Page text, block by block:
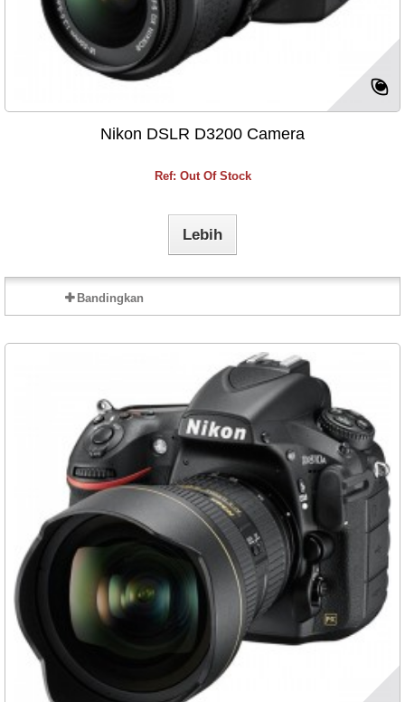
Nikon DSLR D3200 Camera
Ref: Out Of Stock
Lebih
Bandingkan